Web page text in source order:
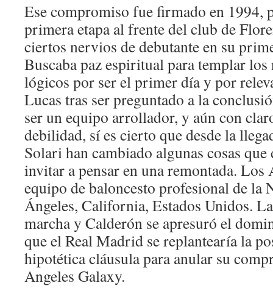
Ese compromiso fue firmado en 1994,
primera etapa al frente del club de
ciertos nervios de debutante en su
Buscaba paz espiritual para templar
lógicos por ser el primer día y por
Lucas tras ser preguntado a la
ser un equipo arrollador, y aún con
debilidad, sí es cierto que desde la
Solari han cambiado algunas cosas
invitar a pensar en una remontada. Los
equipo de baloncesto profesional de la
Ángeles, California, Estados Unidos.
marcha y Calderón se apresuró el
que el Real Madrid se replantearía la
hipotética cláusula para anular su
Angeles Galaxy.